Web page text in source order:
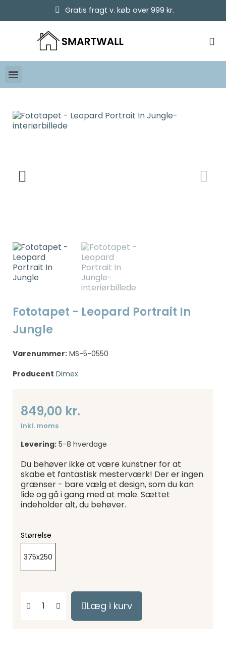
Gratis fragt v. køb over 999 kr.
Fototapet - Leopard Portrait In
Jungle
Varenummer: MS-5-0550
Producent Dimex
849,00 kr.
Inkl. moms
Levering: 5-8 hverdage
Du behøver ikke at være kunstner for at
skabe et fantastisk mesterværk! Der er ingen
grænser - bare vælg et design, som du kan
lide og gå i gang med at male. Sættet
indeholder alt, du behøver.
Størrelse
375x250
Læg i kurv